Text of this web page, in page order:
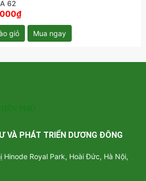
phú
62
giỏ Mua ngay
VÀ PHÁT TRIỂN DƯƠNG ĐÔNG
Hinode Royal Park, Hoài Đức, Hà Nội,